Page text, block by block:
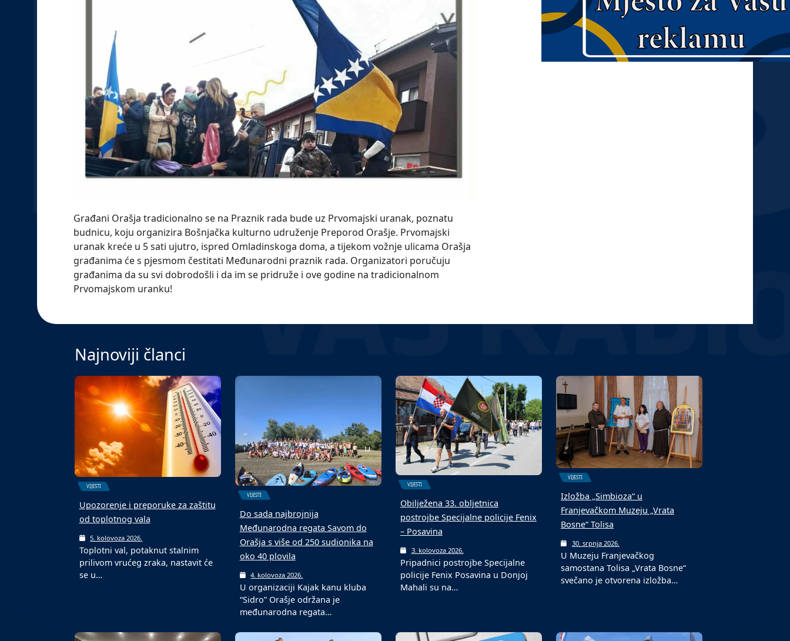
Građani Orašja tradicionalno se na Praznik rada bude uz Prvomajski uranak, poznatu
budnicu, koju organizira Bošnjačka kulturno udruženje Preporod Orašje. Prvomajski
uranak kreće u 5 sati ujutro, ispred Omladinskoga doma, a tijekom vožnje ulicama Orašja
građanima će s pjesmom čestitati Međunarodni praznik rada. Organizatori poručuju
građanima da su svi dobrodošli i da im se pridruže i ove godine na tradicionalnom
Prvomajskom uranku!
Najnoviji članci
VIJESTI
Upozorenje i preporuke za zaštitu
od toplotnog vala
5. kolovoza 2026.
Toplotni val, potaknut stalnim
prilivom vrućeg zraka, nastavit će
se u…
VIJESTI
Do sada najbrojnija
Međunarodna regata Savom do
Orašja s više od 250 sudionika na
oko 40 plovila
4. kolovoza 2026.
U organizaciji Kajak kanu kluba
“Sidro” Orašje održana je
međunarodna regata…
VIJESTI
Obilježena 33. obljetnica
postrojbe Specijalne policije Fenix
– Posavina
3. kolovoza 2026.
Pripadnici postrojbe Specijalne
policije Fenix Posavina u Donjoj
Mahali su na…
VIJESTI
Izložba „Simbioza“ u
Franjevačkom Muzeju „Vrata
Bosne“ Tolisa
30. srpnja 2026.
U Muzeju Franjevačkog
samostana Tolisa „Vrata Bosne“
svečano je otvorena izložba…